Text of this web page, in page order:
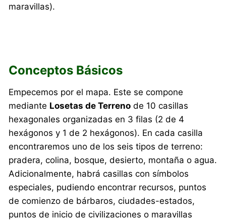
maravillas).
Conceptos Básicos
Empecemos por el mapa. Este se compone
mediante Losetas de Terreno de 10 casillas
hexagonales organizadas en 3 filas (2 de 4
hexágonos y 1 de 2 hexágonos). En cada casilla
encontraremos uno de los seis tipos de terreno:
pradera, colina, bosque, desierto, montaña o agua.
Adicionalmente, habrá casillas con símbolos
especiales, pudiendo encontrar recursos, puntos
de comienzo de bárbaros, ciudades-estados,
puntos de inicio de civilizaciones o maravillas